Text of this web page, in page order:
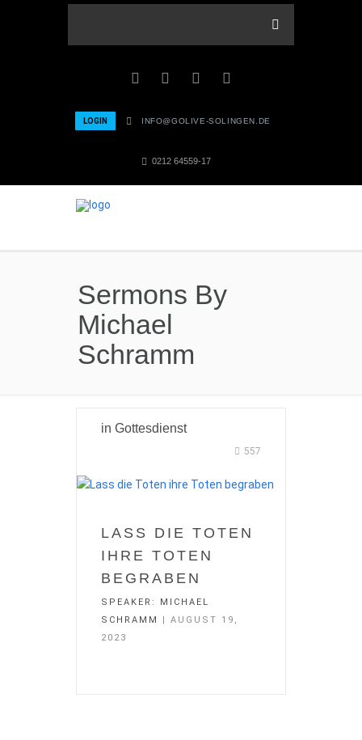
LOGIN INFO@GOLIVE-SOLINGEN.DE
0212 64559-17
Sermons By
Michael
Schramm
in Gottesdienst
557
LASS DIE TOTEN
IHRE TOTEN
BEGRABEN
SPEAKER:
MICHAEL
SCHRAMM
| AUGUST 19,
2023